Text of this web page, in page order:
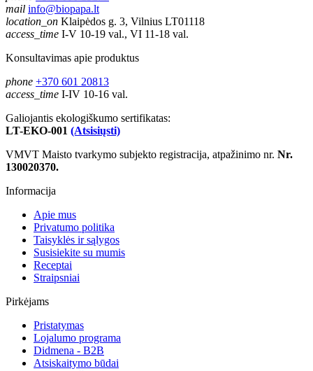
mail info@biopapa.lt
location_on Klaipėdos g. 3, Vilnius LT01118
access_time I-V 10-19 val., VI 11-18 val.
Konsultavimas apie produktus
phone +370 601 20813
access_time I-IV 10-16 val.
Galiojantis ekologiškumo sertifikatas:
LT-EKO-001 (Atsisiųsti)
VMVT Maisto tvarkymo subjekto registracija, atpažinimo nr. Nr.
130020370.
Informacija
Apie mus
Privatumo politika
Taisyklės ir sąlygos
Susisiekite su mumis
Receptai
Straipsniai
Pirkėjams
Pristatymas
Lojalumo programa
Didmena - B2B
Atsiskaitymo būdai